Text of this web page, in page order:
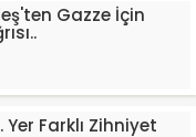
Gazze İçin
Farklı Zihniyet